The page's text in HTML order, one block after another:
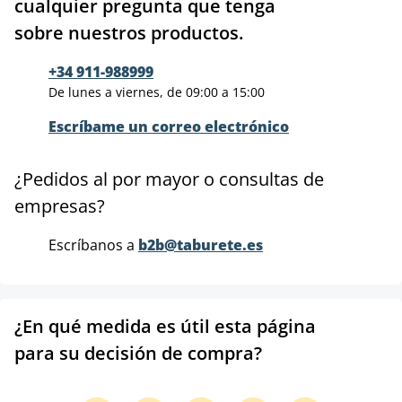
cualquier pregunta que tenga
sobre nuestros productos.
+34 911-988999
De lunes a viernes, de 09:00 a 15:00
Escríbame un correo electrónico
¿Pedidos al por mayor o consultas de
empresas?
Escríbanos a b2b@taburete.es
¿En qué medida es útil esta página
para su decisión de compra?